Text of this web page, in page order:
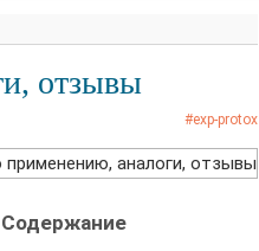
отзывы
exp-protox
Содержание